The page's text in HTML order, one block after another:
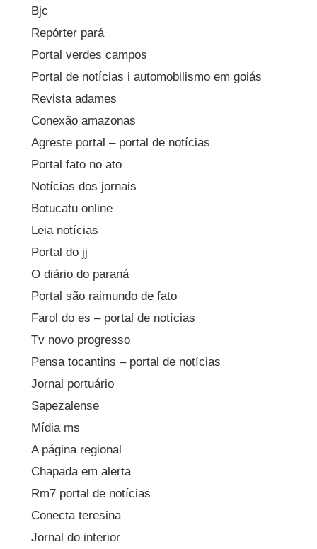
Bjc
Repórter pará
Portal verdes campos
Portal de notícias i automobilismo em goiás
Revista adames
Conexão amazonas
Agreste portal – portal de notícias
Portal fato no ato
Notícias dos jornais
Botucatu online
Leia notícias
Portal do jj
O diário do paraná
Portal são raimundo de fato
Farol do es – portal de notícias
Tv novo progresso
Pensa tocantins – portal de notícias
Jornal portuário
Sapezalense
Mídia ms
A página regional
Chapada em alerta
Rm7 portal de notícias
Conecta teresina
Jornal do interior